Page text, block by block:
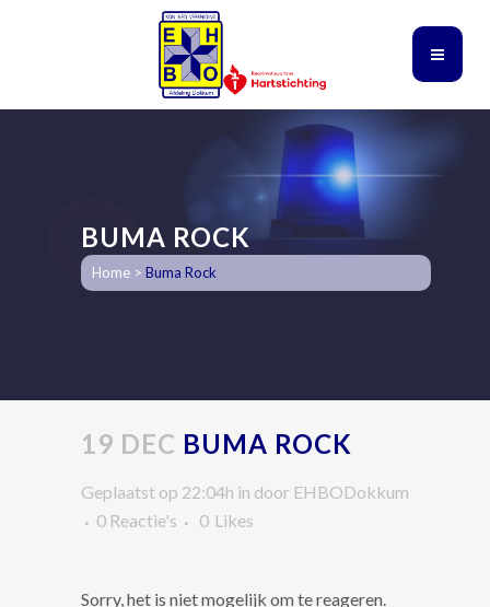
BUMA ROCK
Home > Buma Rock
19 DEC BUMA ROCK
Geplaatst op 22:04h in door EHBODokkum
0 Reactie's
0 Likes
Sorry, het is niet mogelijk om te reageren.